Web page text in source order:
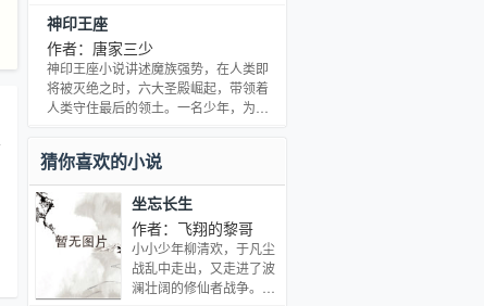
圣耀刀。 永世地狱的诅咒噬魔刀。 这是
七柄神刀，也是七柄拥有着冰、火、
风、土、空间、光明、黑暗的魔法杖。
最重要的，它们还是主角的菜刀。
神印王座
作者：唐家三少
神印王座小说讲述魔族强势，在人类即
将被灭绝之时，六大圣殿崛起，带领着
人类守住最后的领土。一名少年，为救
七十二柱魔神相互倾轧的世界，他能否
登上象征着骑士最高荣耀的神印王座？
猜你喜欢的小说
坐忘长生
作者：飞翔的黎哥
小小少年柳清欢，于凡尘
战乱中走出，又走进了波
澜壮阔的修仙者战争。是